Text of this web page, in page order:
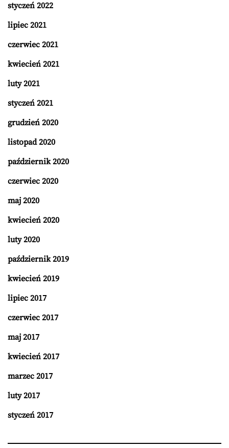
styczeń 2022
lipiec 2021
czerwiec 2021
kwiecień 2021
luty 2021
styczeń 2021
grudzień 2020
listopad 2020
październik 2020
czerwiec 2020
maj 2020
kwiecień 2020
luty 2020
październik 2019
kwiecień 2019
lipiec 2017
czerwiec 2017
maj 2017
kwiecień 2017
marzec 2017
luty 2017
styczeń 2017